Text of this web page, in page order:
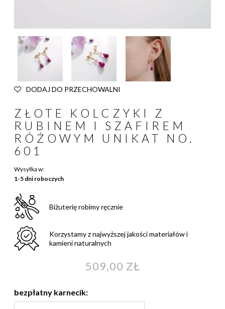
DODAJ DO PRZECHOWALNI
ZŁOTE KOLCZYKI Z
RUBINEM I SZAFIREM
RÓŻOWYM UNIKAT NO.
601
Wysyłka w:
1-5 dni roboczych
Biżuterię robimy ręcznie
Korzystamy z najwyższej jakości materiałów i
kamieni naturalnych
509,00 ZŁ
bezpłatny karnecik: